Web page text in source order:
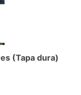
(Tapa dura)